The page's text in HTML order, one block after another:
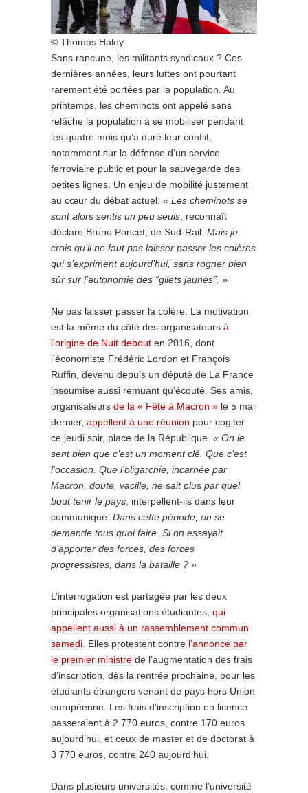
© Thomas Haley
Sans rancune, les militants syndicaux ? Ces
dernières années, leurs luttes ont pourtant
rarement été portées par la population. Au
printemps, les cheminots ont appelé sans
relâche la population à se mobiliser pendant
les quatre mois qu’a duré leur conflit,
notamment sur la défense d’un service
ferroviaire public et pour la sauvegarde des
petites lignes. Un enjeu de mobilité justement
au cœur du débat actuel. « Les cheminots se
sont alors sentis un peu seuls, reconnaît
déclare Bruno Poncet, de Sud-Rail. Mais je
crois qu’il ne faut pas laisser passer les colères
qui s’expriment aujourd’hui, sans rogner bien
sûr sur l’autonomie des “gilets jaunes”. »
Ne pas laisser passer la colère. La motivation
est la même du côté des organisateurs à
l’origine de Nuit debout en 2016, dont
l’économiste Frédéric Lordon et François
Ruffin, devenu depuis un député de La France
insoumise aussi remuant qu’écouté. Ses amis,
organisateurs de la « Fête à Macron » le 5 mai
dernier, appellent à une réunion pour cogiter
ce jeudi soir, place de la République. « On le
sent bien que c’est un moment clé. Que c’est
l’occasion. Que l’oligarchie, incarnée par
Macron, doute, vacille, ne sait plus par quel
bout tenir le pays, interpellent-ils dans leur
communiqué. Dans cette période, on se
demande tous quoi faire. Si on essayait
d’apporter des forces, des forces
progressistes, dans la bataille ? »
L’interrogation est partagée par les deux
principales organisations étudiantes, qui
appellent aussi à un rassemblement commun
samedi. Elles protestent contre l’annonce par
le premier ministre de l’augmentation des frais
d’inscription, dès la rentrée prochaine, pour les
étudiants étrangers venant de pays hors Union
européenne. Les frais d’inscription en licence
passeraient à 2 770 euros, contre 170 euros
aujourd’hui, et ceux de master et de doctorat à
3 770 euros, contre 240 aujourd’hui.
Dans plusieurs universités, comme l’université